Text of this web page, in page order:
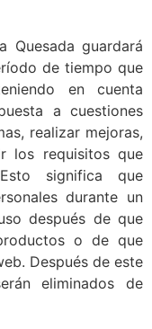
Quesada guardará
de tiempo que
en cuenta
a cuestiones
realizar mejoras,
los requisitos que
significa que
durante un
después de que
o de que
Después de este
eliminados de